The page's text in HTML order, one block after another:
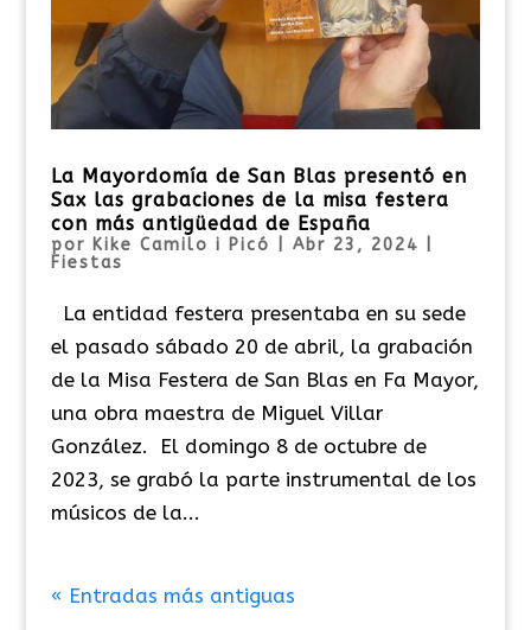
La Mayordomía de San Blas presentó en
Sax las grabaciones de la misa festera
con más antigüedad de España
por Kike Camilo i Picó Abr 23, 2024
Fiestas
La entidad festera presentaba en su sede
el pasado sábado 20 de abril, la grabación
de la Misa Festera de San Blas en Fa Mayor,
una obra maestra de Miguel Villar
González. El domingo 8 de octubre de
2023, se grabó la parte instrumental de los
músicos de la...
« Entradas más antiguas